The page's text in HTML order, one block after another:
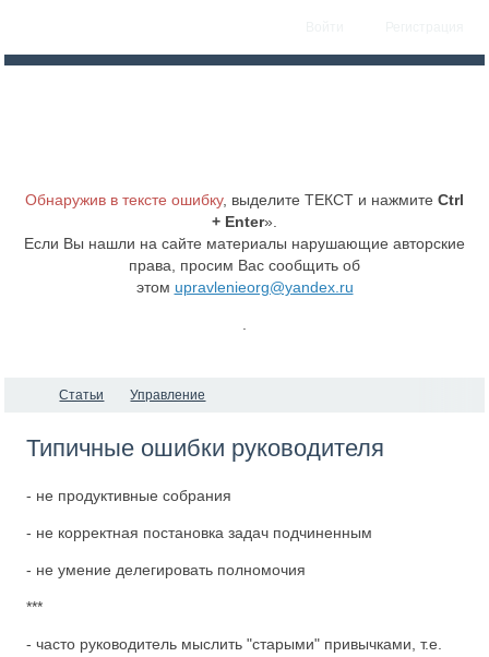
Обнаружив в тексте ошибку, выделите ТЕКСТ и нажмите Ctrl
+ Enter».
Если Вы нашли на сайте материалы нарушающие авторские
права, просим Вас сообщить об
этом upravlenieorg@yandex.ru
Статьи Управление
Типичные ошибки руководителя
- не продуктивные собрания
- не корректная постановка задач подчиненным
- не умение делегировать полномочия
***
- часто руководитель мыслить "старыми" привычками, т.е.